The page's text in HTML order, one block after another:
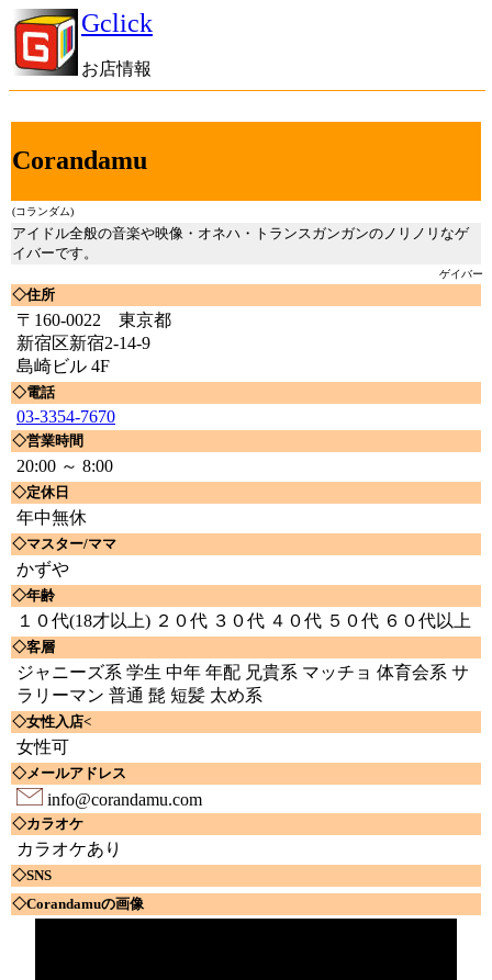
Gclick
お店情報
Corandamu
(コランダム)
アイドル全般の音楽や映像・オネハ・トランスガンガンのノリノリなゲ
イバーです。
ゲイバー
◇住所
〒160-0022 東京都
新宿区新宿2-14-9
島崎ビル 4F
◇電話
03-3354-7670
◇営業時間
20:00 ～ 8:00
◇定休日
年中無休
◇マスター/ママ
かずや
◇年齢
１０代(18才以上) ２０代 ３０代 ４０代 ５０代 ６０代以上
◇客層
ジャニーズ系 学生 中年 年配 兄貴系 マッチョ 体育会系 サ
ラリーマン 普通 髭 短髪 太め系
◇女性入店<
女性可
◇メールアドレス
info@corandamu.com
◇カラオケ
カラオケあり
◇SNS
◇Corandamuの画像